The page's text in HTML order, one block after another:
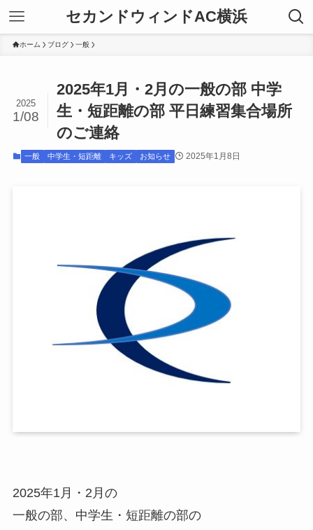
セカンドウィンドAC横浜
ホーム ブログ 一般
2025年1月・2月の一般の部 中学
生・短距離の部 平日練習集合場所
のご連絡
2025
1/08
一般 中学生・短距離 キッズ お知らせ 2025年1月8日
2025年1月・2月の
一般の部、中学生・短距離の部の